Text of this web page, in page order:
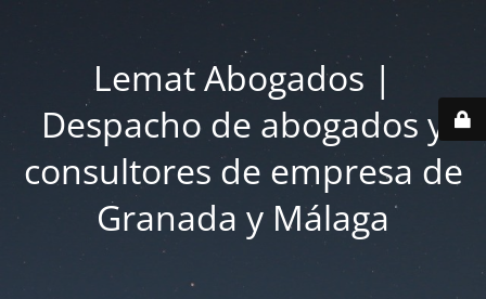
Lemat Abogados |
Despacho de abogados y
consultores de empresa de
Granada y Málaga